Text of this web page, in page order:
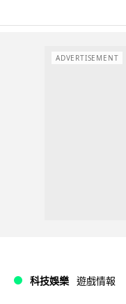
ADVERTISEMENT
科技娛樂 遊戲情報